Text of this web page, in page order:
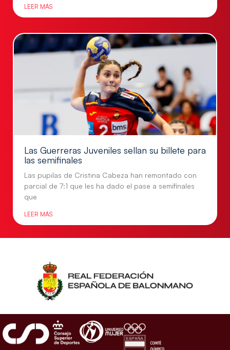
LEER MÁS
Las Guerreras Juveniles sellan su billete para
las semifinales
Las pupilas de Cristina Cabeza han remontado con
parcial de 7:1 que les ha dado el pase a semifinales
que
LEER MÁS